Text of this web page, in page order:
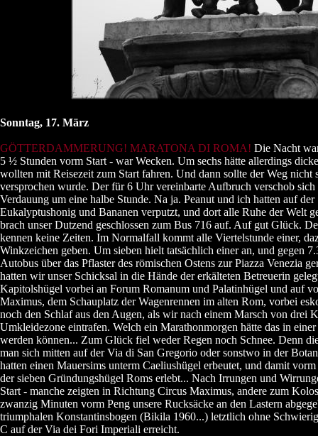
Sonntag, 17. März
GÖTTERDAMMERUNG! MARATONA DI ROMA! Die Nacht
5 ½ Stunden vorm Start - war Wecken. Um sechs hätte allerdings
wollten mit Reisezeit zum Start fahren. Und dann sollte der Weg nicht
versprochen wurde. Der für 6 Uhr vereinbarte Aufbruch verschob sich
Verdauung um eine halbe Stunde. Na ja. Peanut und ich hatten auf
Eukalyptushonig und Bananen verputzt, und dort alle Ruhe der Welt
brach unser Dutzend geschlossen zum Bus 716 auf. Auf gut Glück.
kennen keine Zeiten. Im Normalfall kommt alle Viertelstunde einer,
Winkzeichen geben. Um sieben hielt tatsächlich einer an, und gegen
Autobus über das Pflaster des römischen Ostens zur Piazza Venezia
hatten wir unser Schicksal in die Hände der erkälteten Betreuerin
Kapitolshügel vorbei an Forum Romanum und Palatinhügel und auf
Maximus, dem Schauplatz der Wagenrennen im alten Rom, vorbei
noch den Schlaf aus den Augen, als wir nach einem Marsch von drei
Umkleidezone eintrafen. Welch ein Marathonmorgen hätte das in
werden können... Zum Glück fiel weder Regen noch Schnee. Denn
man sich mitten auf der Via di San Gregorio oder sonstwo in der
hatten einen Mauersims unterm Caeliushügel erbeutet, und damit
der sieben Gründungshügel Roms erlebt... Nach Irrungen und
Start - manche zeigten in Richtung Circus Maximus, andere zum
zwanzig Minuten vorm Peng unsere Rucksäcke an den Lastern
triumphalen Konstantinsbogen (Bikila 1960...) letztlich ohne
C auf der Via dei Fori Imperiali erreicht.